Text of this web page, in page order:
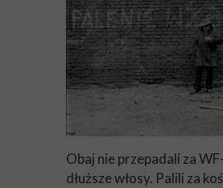
Obaj nie przepadali za
dłuższe włosy. Palili za